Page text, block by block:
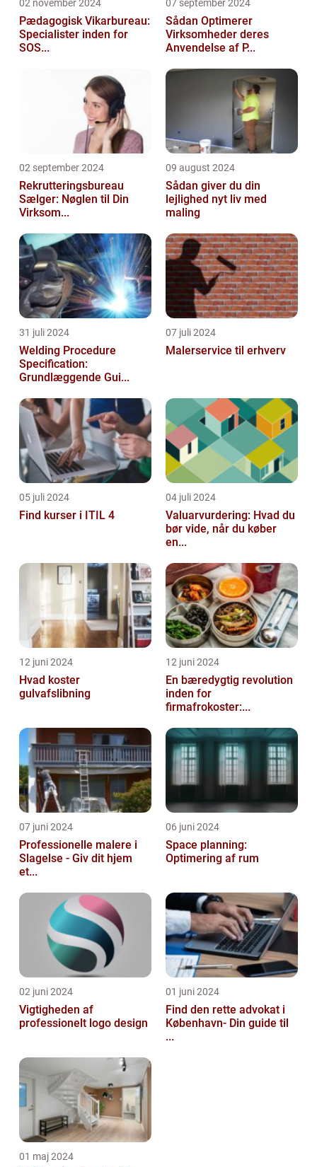
02 november 2024
Pædagogisk Vikarbureau:
Specialister inden for
SOS...
07 september 2024
Sådan Optimerer
Virksomheder deres
Anvendelse af P...
02 september 2024
Rekrutteringsbureau
Sælger: Nøglen til Din
Virksom...
09 august 2024
Sådan giver du din
lejlighed nyt liv med
maling
31 juli 2024
Welding Procedure
Specification:
Grundlæggende Gui...
07 juli 2024
Malerservice til erhverv
05 juli 2024
Find kurser i ITIL 4
04 juli 2024
Valuarvurdering: Hvad du
bør vide, når du køber
en...
12 juni 2024
Hvad koster
gulvafslibning
12 juni 2024
En bæredygtig revolution
inden for
firmafrokoster:...
07 juni 2024
Professionelle malere i
Slagelse - Giv dit hjem
et...
06 juni 2024
Space planning:
Optimering af rum
02 juni 2024
Vigtigheden af
professionelt logo design
01 juni 2024
Find den rette advokat i
København- Din guide til
...
01 maj 2024